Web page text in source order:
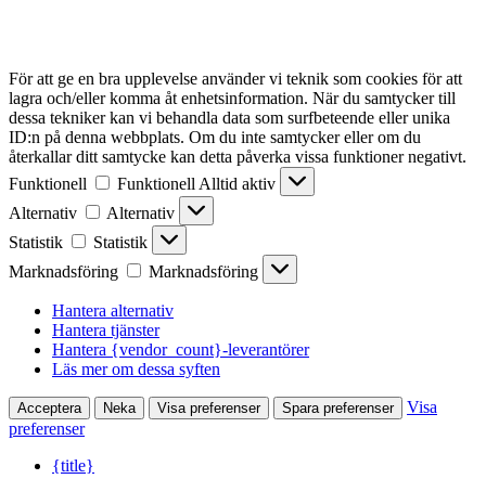
För att ge en bra upplevelse använder vi teknik som cookies för att
lagra och/eller komma åt enhetsinformation. När du samtycker till
dessa tekniker kan vi behandla data som surfbeteende eller unika
ID:n på denna webbplats. Om du inte samtycker eller om du
återkallar ditt samtycke kan detta påverka vissa funktioner negativt.
Funktionell
Funktionell Alltid aktiv
Alternativ
Alternativ
Statistik
Statistik
Marknadsföring
Marknadsföring
Hantera alternativ
Hantera tjänster
Hantera {vendor_count}-leverantörer
Läs mer om dessa syften
Acceptera Neka Visa preferenser Spara preferenser
Visa
preferenser
{title}